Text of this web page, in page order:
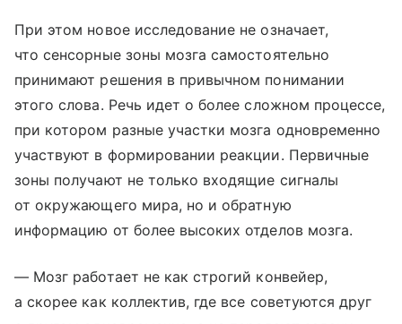
При этом новое исследование не означает,
что сенсорные зоны мозга самостоятельно
принимают решения в привычном понимании
этого слова. Речь идет о более сложном процессе,
при котором разные участки мозга одновременно
участвуют в формировании реакции. Первичные
зоны получают не только входящие сигналы
от окружающего мира, но и обратную
информацию от более высоких отделов мозга.
— Мозг работает не как строгий конвейер,
а скорее как коллектив, где все советуются друг